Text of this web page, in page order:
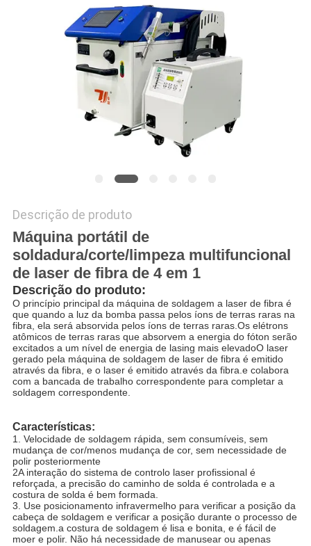
Descrição de produto
Máquina portátil de
soldadura/corte/limpeza multifuncional
de laser de fibra de 4 em 1
Descrição do produto:
O princípio principal da máquina de soldagem a laser de fibra é
que quando a luz da bomba passa pelos íons de terras raras na
fibra, ela será absorvida pelos íons de terras raras.Os elétrons
atômicos de terras raras que absorvem a energia do fóton serão
excitados a um nível de energia de lasing mais elevadoO laser
gerado pela máquina de soldagem de laser de fibra é emitido
através da fibra, e o laser é emitido através da fibra.e colabora
com a bancada de trabalho correspondente para completar a
soldagem correspondente.
Características:
1. Velocidade de soldagem rápida, sem consumíveis, sem
mudança de cor/menos mudança de cor, sem necessidade de
polir posteriormente
2A interação do sistema de controlo laser profissional é
reforçada, a precisão do caminho de solda é controlada e a
costura de solda é bem formada.
3. Use posicionamento infravermelho para verificar a posição da
cabeça de soldagem e verificar a posição durante o processo de
soldagem.a costura de soldagem é lisa e bonita, e é fácil de
moer e polir. Não há necessidade de manusear ou apenas